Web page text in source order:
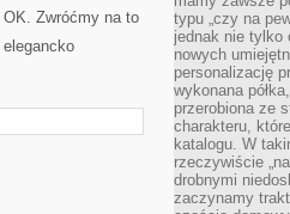
Zwróćmy na to
typu „czy na
jednak nie tylko
nowych
personalizację
wykonana
przerobiona ze
charakteru,
katalogu. W
rzeczywiście
drobnymi
zaczynamy